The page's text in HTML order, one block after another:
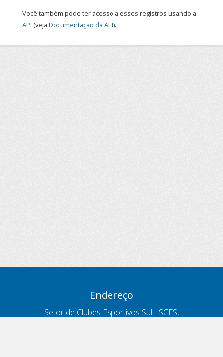
Você também pode ter acesso a esses registros usando a
API (veja Documentação da API).
Endereço
Setor de Clubes Esportivos Sul - SCES,